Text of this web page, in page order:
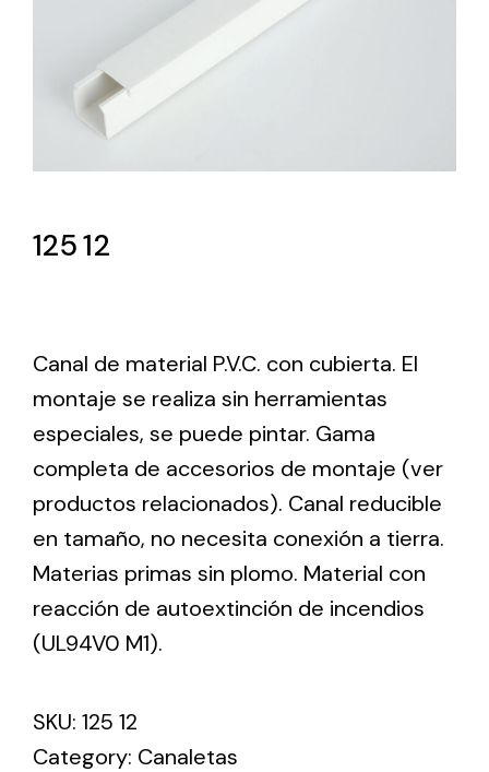
Lighting and Electrical
Equipment
Complete solutions in lighting and electrical
Amplia gama de ventiladores y equipos de
ventilación industriales
Ventilation
The incorporation of Novovent into the group
different uses
125 12
Canal de material P.V.C. con cubierta. El
montaje se realiza sin herramientas
especiales, se puede pintar. Gama
completa de accesorios de montaje (ver
productos relacionados). Canal reducible
en tamaño, no necesita conexión a tierra.
Materias primas sin plomo. Material con
reacción de autoextinción de incendios
(UL94V0 M1).
SKU: 125 12
Category: Canaletas